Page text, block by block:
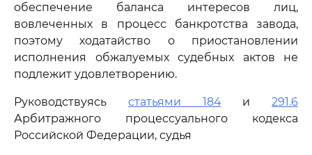
обеспечение баланса интересов лиц,
вовлеченных в процесс банкротства завода,
поэтому ходатайство о приостановлении
исполнения обжалуемых судебных актов не
подлежит удовлетворению.
Руководствуясь статьями 184и 291.6
Арбитражного процессуального кодекса
Российской Федерации, судья